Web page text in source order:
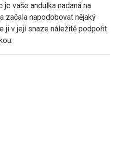
vaše andulka nadaná na
začala napodobovat nějaký
ji v její snaze náležitě podpořit